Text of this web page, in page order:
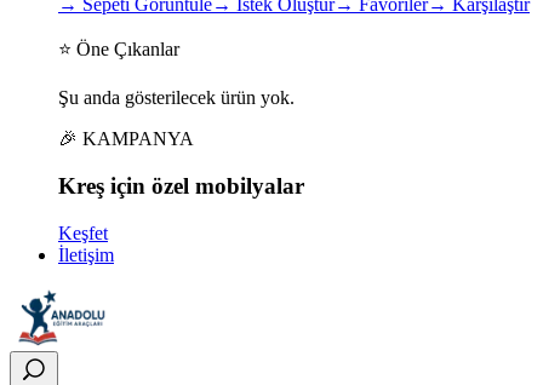
→ Sepeti Görüntüle→ İstek Oluştur→ Favoriler→ Karşılaştır
⭐ Öne Çıkanlar
Şu anda gösterilecek ürün yok.
🎉 KAMPANYA
Kreş için özel mobilyalar
Keşfet
İletişim